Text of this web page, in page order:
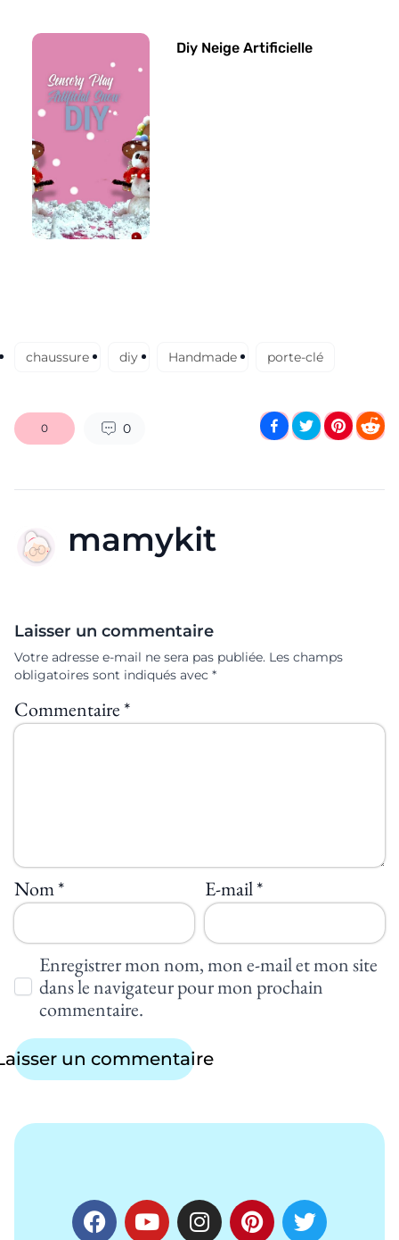
Diy Neige Artificielle
chaussure diy Handmade porte-clé
0 0
mamykit
Laisser un commentaire
Votre adresse e-mail ne sera pas publiée. Les champs
obligatoires sont indiqués avec *
Commentaire*
Nom* E-mail*
Enregistrer mon nom, mon e-mail et mon site
dans le navigateur pour mon prochain
commentaire.